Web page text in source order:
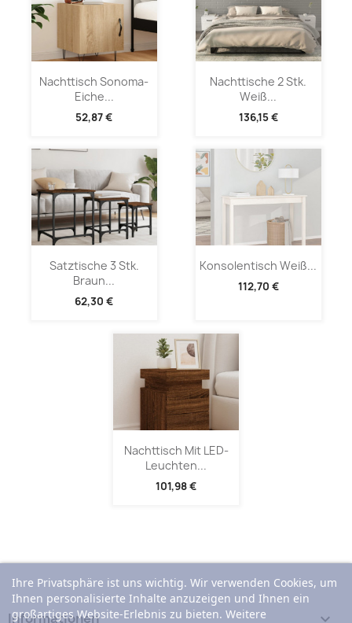
Nachttisch Sonoma-
Eiche...
52,87 €
Nachttische 2 Stk.
Weiß...
136,15 €
Satztische 3 Stk.
Braun...
62,30 €
Konsolentisch Weiß...
112,70 €
Nachttisch Mit LED-
Leuchten...
101,98 €
Informationen 
Ihre Privatsphäre ist uns wichtig. Wir verwenden Cookies, um
Ihnen personalisierte Inhalte anzuzeigen und Ihnen ein
großartiges Website-Erlebnis zu bieten. Weitere